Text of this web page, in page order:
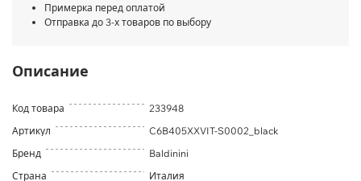
Примерка перед оплатой
Отправка до 3-х товаров по выбору
Описание
Код товара
233948
Артикул
C6B405XXVIT-S0002_black
Бренд
Baldinini
Страна
Италия